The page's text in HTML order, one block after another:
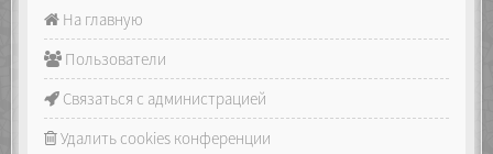
На главную
Пользователи
Связаться с администрацией
Удалить cookies конференции